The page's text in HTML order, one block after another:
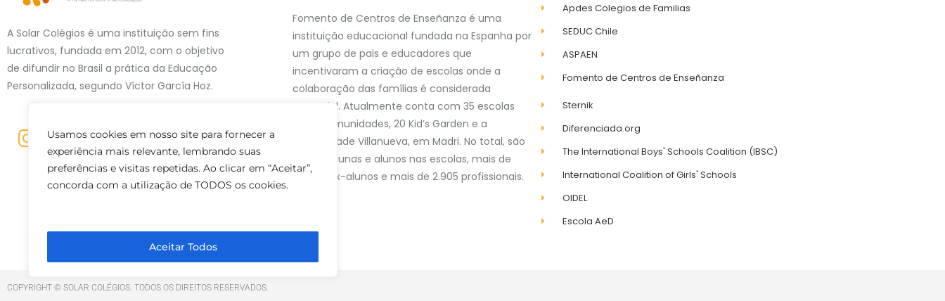
Usamos cookies em nosso site para fornecer a
experiência mais relevante, lembrando suas
preferências e visitas repetidas. Ao clicar em “Aceitar”,
concorda com a utilização de TODOS os cookies.
Aceitar Todos
A Solar Colégios é uma instituição sem fins
lucrativos, fundada em 2012, com o objetivo
de difundir no Brasil a prática da Educação
Personalizada, segundo Víctor García Hoz.
Fomento de Centros de Enseñanza é uma
instituição educacional fundada na Espanha por
um grupo de pais e educadores que
incentivaram a criação de escolas onde a
colaboração das famílias é considerada
essencial. Atualmente conta com 35 escolas
em 11 comunidades, 20 Kid’s Garden e a
Universidade Villanueva, em Madri. No total, são
24.694 alunas e alunos nas escolas, mais de
90.000 ex-alunos e mais de 2.905 profissionais.
Apdes Colegios de Familias
SEDUC Chile
ASPAEN
Fomento de Centros de Enseñanza
Sternik
Diferenciada.org
The International Boys' Schools Coalition (IBSC)
International Coalition of Girls' Schools
OIDEL
Escola AeD
COPYRIGHT © SOLAR COLÉGIOS. TODOS OS DIREITOS RESERVADOS.